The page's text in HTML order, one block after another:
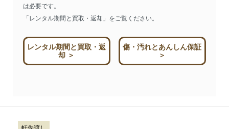
は必要です。
「レンタル期間と買取・返却」をご覧ください。
レンタル期間と買取・返
却 ＞
傷・汚れとあんしん保証
＞